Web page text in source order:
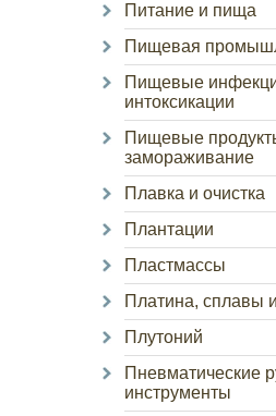
Питание и пища
Пищевая
Пищевые
интоксикации
Пищевые
замораживание
Плавка и очистка
Плантации
Пластмассы
Платина, сплавы
Плутоний
Пневматические
инструменты